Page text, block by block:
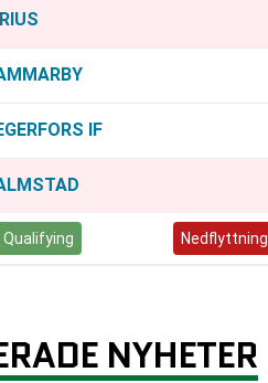
IF
Qualifying Nedflyttning
NYHETER